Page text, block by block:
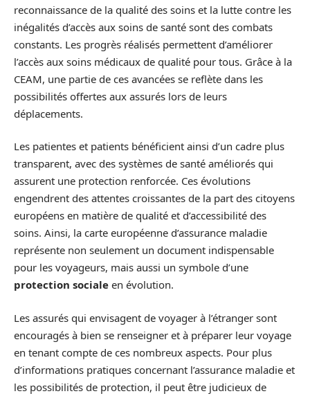
reconnaissance de la qualité des soins et la lutte contre les
inégalités d’accès aux soins de santé sont des combats
constants. Les progrès réalisés permettent d’améliorer
l’accès aux soins médicaux de qualité pour tous. Grâce à la
CEAM, une partie de ces avancées se reflète dans les
possibilités offertes aux assurés lors de leurs
déplacements.
Les patientes et patients bénéficient ainsi d’un cadre plus
transparent, avec des systèmes de santé améliorés qui
assurent une protection renforcée. Ces évolutions
engendrent des attentes croissantes de la part des citoyens
européens en matière de qualité et d’accessibilité des
soins. Ainsi, la carte européenne d’assurance maladie
représente non seulement un document indispensable
pour les voyageurs, mais aussi un symbole d’une
protection sociale en évolution.
Les assurés qui envisagent de voyager à l’étranger sont
encouragés à bien se renseigner et à préparer leur voyage
en tenant compte de ces nombreux aspects. Pour plus
d’informations pratiques concernant l’assurance maladie et
les possibilités de protection, il peut être judicieux de